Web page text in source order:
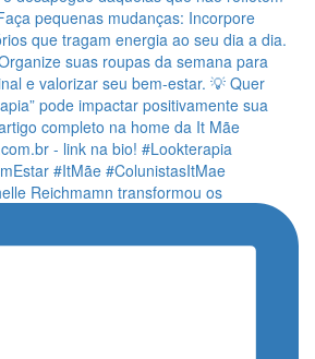
Reichmamn transformou os